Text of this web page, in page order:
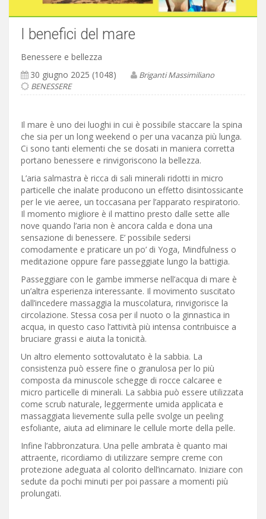
I benefici del mare
Benessere e bellezza
30 giugno 2025 (1048)
Briganti Massimiliano
BENESSERE
Il mare è uno dei luoghi in cui è possibile staccare la spina
che sia per un long weekend o per una vacanza più lunga.
Ci sono tanti elementi che se dosati in maniera corretta
portano benessere e rinvigoriscono la bellezza.
L’aria salmastra è ricca di sali minerali ridotti in micro
particelle che inalate producono un effetto disintossicante
per le vie aeree, un toccasana per l’apparato respiratorio.
Il momento migliore è il mattino presto dalle sette alle
nove quando l’aria non è ancora calda e dona una
sensazione di benessere. E’ possibile sedersi
comodamente e praticare un po’ di Yoga, Mindfulness o
meditazione oppure fare passeggiate lungo la battigia.
Passeggiare con le gambe immerse nell’acqua di mare è
un’altra esperienza interessante. Il movimento suscitato
dall’incedere massaggia la muscolatura, rinvigorisce la
circolazione. Stessa cosa per il nuoto o la ginnastica in
acqua, in questo caso l’attività più intensa contribuisce a
bruciare grassi e aiuta la tonicità.
Un altro elemento sottovalutato è la sabbia. La
consistenza può essere fine o granulosa per lo più
composta da minuscole schegge di rocce calcaree e
micro particelle di minerali. La sabbia può essere utilizzata
come scrub naturale, leggermente umida applicata e
massaggiata lievemente sulla pelle svolge un peeling
esfoliante, aiuta ad eliminare le cellule morte della pelle.
Infine l’abbronzatura. Una pelle ambrata è quanto mai
attraente, ricordiamo di utilizzare sempre creme con
protezione adeguata al colorito dell’incarnato. Iniziare con
sedute da pochi minuti per poi passare a momenti più
prolungati.